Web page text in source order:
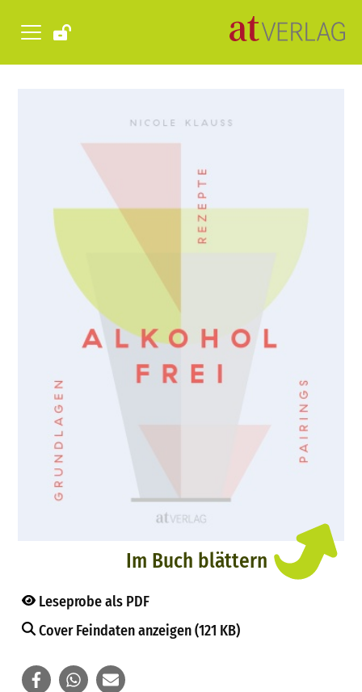
Im Buch blättern
Leseprobe als PDF
Cover Feindaten anzeigen (121 KB)